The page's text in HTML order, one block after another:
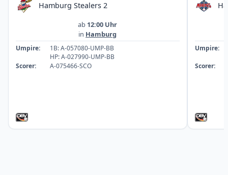
Hamburg Stealers 2
ab 12:00 Uhr
in Hamburg
Umpire:
1B: A-057080-UMP-BB
HP: A-027990-UMP-BB
Scorer:
A-075466-SCO
Umpire:
Scorer: